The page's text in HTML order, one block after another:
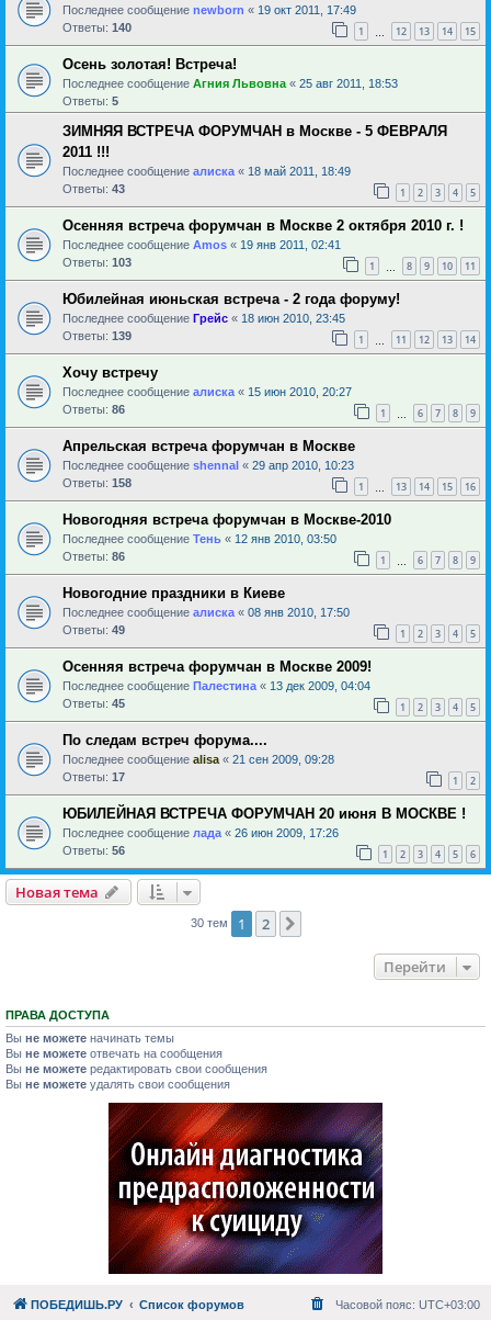
Последнее сообщение newborn « 19 окт 2011, 17:49
Ответы: 140 1 12 13 14 15
Осень золотая! Встреча!
Последнее сообщение Агния Львовна « 25 авг 2011, 18:53
Ответы: 5
ЗИМНЯЯ ВСТРЕЧА ФОРУМЧАН в Москве - 5 ФЕВРАЛЯ
2011 !!!
Последнее сообщение алиска « 18 май 2011, 18:49
Ответы: 43 1 2 3 4 5
Осенняя встреча форумчан в Москве 2 октября 2010 г. !
Последнее сообщение Amos « 19 янв 2011, 02:41
Ответы: 103 1 8 9 10 11
Юбилейная июньская встреча - 2 года форуму!
Последнее сообщение Грейс « 18 июн 2010, 23:45
Ответы: 139 1 11 12 13 14
Хочу встречу
Последнее сообщение алиска « 15 июн 2010, 20:27
Ответы: 86 1 6 7 8 9
Апрельская встреча форумчан в Москве
Последнее сообщение shennal « 29 апр 2010, 10:23
Ответы: 158 1 13 14 15 16
Новогодняя встреча форумчан в Москве-2010
Последнее сообщение Тень « 12 янв 2010, 03:50
Ответы: 86 1 6 7 8 9
Новогодние праздники в Киеве
Последнее сообщение алиска « 08 янв 2010, 17:50
Ответы: 49 1 2 3 4 5
Осенняя встреча форумчан в Москве 2009!
Последнее сообщение Палестина « 13 дек 2009, 04:04
Ответы: 45 1 2 3 4 5
По следам встреч форума....
Последнее сообщение alisa « 21 сен 2009, 09:28
Ответы: 17 1 2
ЮБИЛЕЙНАЯ ВСТРЕЧА ФОРУМЧАН 20 июня В МОСКВЕ !
Последнее сообщение лада « 26 июн 2009, 17:26
Ответы: 56 1 2 3 4 5 6
Новая тема
30 тем 1 2
Перейти
ПРАВА ДОСТУПА
Вы не можете начинать темы
Вы не можете отвечать на сообщения
Вы не можете редактировать свои сообщения
Вы не можете удалять свои сообщения
ПОБЕДИШЬ.РУ Список форумов Часовой пояс: UTC+03:00